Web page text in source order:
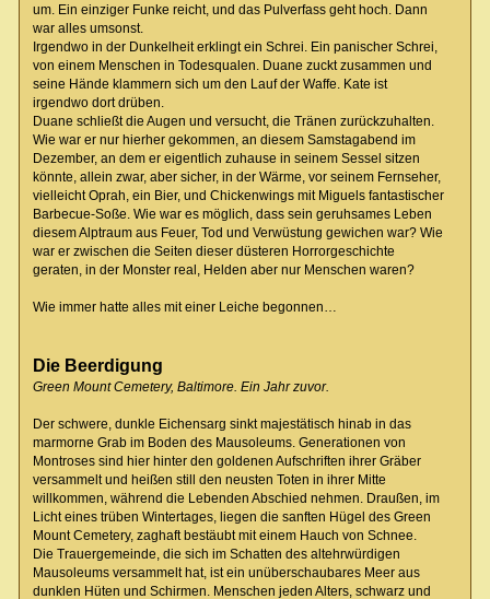
um. Ein einziger Funke reicht, und das Pulverfass geht hoch. Dann
war alles umsonst.
Irgendwo in der Dunkelheit erklingt ein Schrei. Ein panischer Schrei,
von einem Menschen in Todesqualen. Duane zuckt zusammen und
seine Hände klammern sich um den Lauf der Waffe. Kate ist
irgendwo dort drüben.
Duane schließt die Augen und versucht, die Tränen zurückzuhalten.
Wie war er nur hierher gekommen, an diesem Samstagabend im
Dezember, an dem er eigentlich zuhause in seinem Sessel sitzen
könnte, allein zwar, aber sicher, in der Wärme, vor seinem Fernseher,
vielleicht Oprah, ein Bier, und Chickenwings mit Miguels fantastischer
Barbecue-Soße. Wie war es möglich, dass sein geruhsames Leben
diesem Alptraum aus Feuer, Tod und Verwüstung gewichen war? Wie
war er zwischen die Seiten dieser düsteren Horrorgeschichte
geraten, in der Monster real, Helden aber nur Menschen waren?
Wie immer hatte alles mit einer Leiche begonnen…
Die Beerdigung
Green Mount Cemetery, Baltimore. Ein Jahr zuvor.
Der schwere, dunkle Eichensarg sinkt majestätisch hinab in das
marmorne Grab im Boden des Mausoleums. Generationen von
Montroses sind hier hinter den goldenen Aufschriften ihrer Gräber
versammelt und heißen still den neusten Toten in ihrer Mitte
willkommen, während die Lebenden Abschied nehmen. Draußen, im
Licht eines trüben Wintertages, liegen die sanften Hügel des Green
Mount Cemetery, zaghaft bestäubt mit einem Hauch von Schnee.
Die Trauergemeinde, die sich im Schatten des altehrwürdigen
Mausoleums versammelt hat, ist ein unüberschaubares Meer aus
dunklen Hüten und Schirmen. Menschen jeden Alters, schwarz und